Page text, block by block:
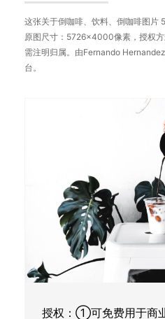
这张关于倒咖啡、饮料、倒咖啡图片
原图尺寸：5726×4000像素，授
需注明归属。由Fernando
台。
授权：①可免费用于商